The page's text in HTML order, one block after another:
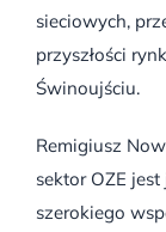
sieciowych,
przyszłości
Świnoujściu.
Remigiusz
sektor OZE
szerokiego